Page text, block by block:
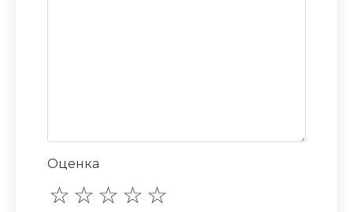
Оценка